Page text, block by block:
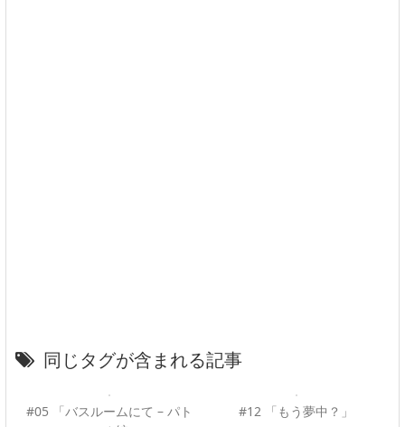
同じタグが含まれる記事
#05 「バスルームにて – パト
#12 「もう夢中？」